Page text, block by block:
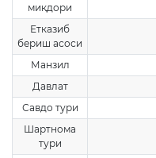
миқдори
Етказиб
бериш асоси
Манзил
Давлат
Савдо тури
Шартнома
тури